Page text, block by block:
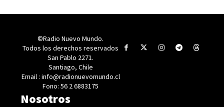
©Radio Nuevo Mundo.
Todos los derechos reservados
San Pablo 2271.
Santiago, Chile
Email : info@radionuevomundo.cl
Fono: 56 2 6883175
Nosotros